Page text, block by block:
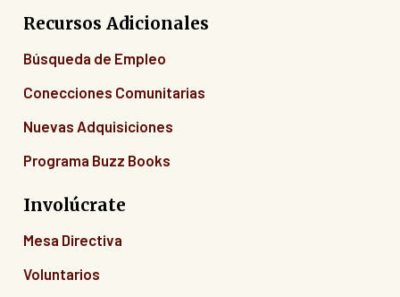
Recursos Adicionales
Búsqueda de Empleo
Conecciones Comunitarias
Nuevas Adquisiciones
Programa Buzz Books
Involúcrate
Mesa Directiva
Voluntarios